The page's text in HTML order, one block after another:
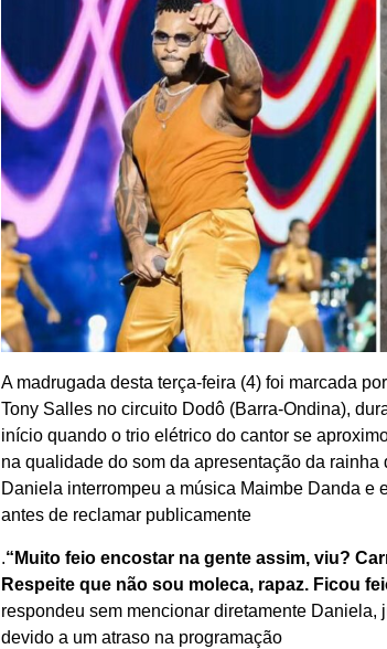
A madrugada desta terça-feira (4) foi marcada
Tony Salles no circuito Dodô (Barra-Ondina),
início quando o trio elétrico do cantor se
na qualidade do som da apresentação da
Daniela interrompeu a música Maimbe Danda e
antes de reclamar publicamente
.“Muito feio encostar na gente assim, viu?
Respeite que não sou moleca, rapaz. Ficou
respondeu sem mencionar diretamente
devido a um atraso na programação